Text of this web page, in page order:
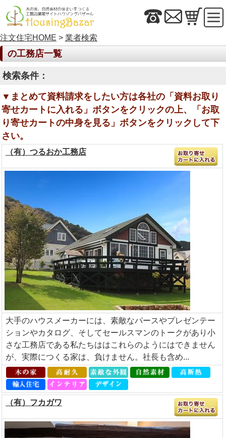
注文住宅HOME > 業者検索
の工務店一覧
検索条件：
▼まとめて資料請求をしたい方は各社の「資料お取り
寄せカートに入れる」ボタンをクリックの上、「お取
り寄せカートの中身を見る」ボタンをクリックして下
さい。
（有）つるおか工務店
大手のハウスメーカーには、素敵なパースやプレゼンテー
ションやカタログ、そしてセールスマンのトークがあり小
さな工務店である私たちははこれらのようにはできません
が、実際につくる家は、負けません。社長も含め...
（有）フカガワ